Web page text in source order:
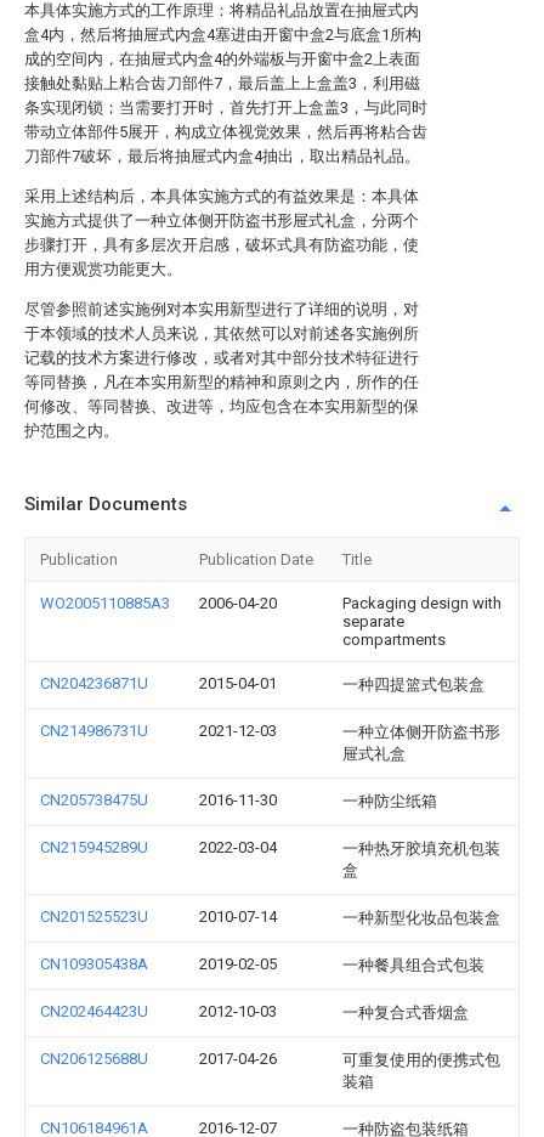
本具体实施方式的工作原理：将精品礼品放置在抽屉式内
盒4内，然后将抽屉式内盒4塞进由开窗中盒2与底盒1所构
成的空间内，在抽屉式内盒4的外端板与开窗中盒2上表面
接触处黏贴上粘合齿刀部件7，最后盖上上盒盖3，利用磁
条实现闭锁；当需要打开时，首先打开上盒盖3，与此同时
带动立体部件5展开，构成立体视觉效果，然后再将粘合齿
刀部件7破坏，最后将抽屉式内盒4抽出，取出精品礼品。
采用上述结构后，本具体实施方式的有益效果是：本具体
实施方式提供了一种立体侧开防盗书形屉式礼盒，分两个
步骤打开，具有多层次开启感，破坏式具有防盗功能，使
用方便观赏功能更大。
尽管参照前述实施例对本实用新型进行了详细的说明，对
于本领域的技术人员来说，其依然可以对前述各实施例所
记载的技术方案进行修改，或者对其中部分技术特征进行
等同替换，凡在本实用新型的精神和原则之内，所作的任
何修改、等同替换、改进等，均应包含在本实用新型的保
护范围之内。
Similar Documents
Publication Publication Date Title
WO2005110885A3 2006-04-20
Packaging design with
separate
compartments
CN204236871U 2015-04-01 一种四提篮式包装盒
CN214986731U 2021-12-03
一种立体侧开防盗书形
屉式礼盒
CN205738475U 2016-11-30 一种防尘纸箱
CN215945289U 2022-03-04
一种热牙胶填充机包装
盒
CN201525523U 2010-07-14 一种新型化妆品包装盒
CN109305438A 2019-02-05 一种餐具组合式包装
CN202464423U 2012-10-03 一种复合式香烟盒
CN206125688U 2017-04-26
可重复使用的便携式包
装箱
CN106184961A 2016-12-07 一种防盗包装纸箱